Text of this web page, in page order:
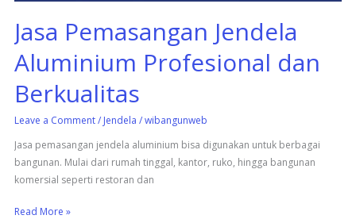
Jasa Pemasangan Jendela
Aluminium Profesional dan
Berkualitas
Leave a Comment / Jendela /wibangunweb
Jasa pemasangan jendela aluminium bisa digunakan untuk berbagai
bangunan. Mulai dari rumah tinggal, kantor, ruko, hingga bangunan
komersial seperti restoran dan
Read More »